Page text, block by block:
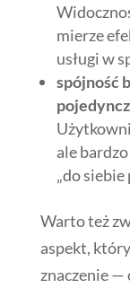
mierze
usługi w
spójność
ale
„do siebie
Warto też
aspekt,
znaczenie —